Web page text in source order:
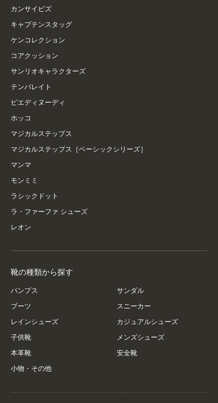
カンサイビズ
キャプテンスタッグ
ケンコレクション
コアクッション
サンリオキャラクターズ
テンパレイト
ピエディヌーディ
ホッコ
マジカルステップス
マジカルステップス［ベーシックシリーズ］
マンマ
モンミミ
ラシックドット
ラ・ファーファ シューズ
レオン
靴の種類から探す
パンプス サンダル
ブーツ スニーカー
レインシューズ カジュアルシューズ
子供靴 メンズシューズ
本革靴 安全靴
小物・その他